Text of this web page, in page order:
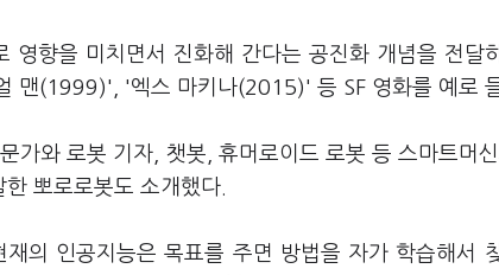
영향을 미치면서 진화해 간다는 공진화 개념을 전달
맨(1999)', '엑스 마키나(2015)' 등 SF 영화를 예로
가와 로봇 기자, 챗봇, 휴머로이드 로봇 등 스마트머
뽀로로봇도 소개했다.
의 인공지능은 목표를 주면 방법을 자가 학습해서